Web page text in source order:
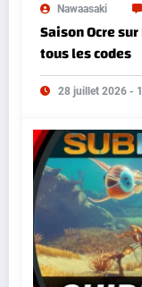
Nawaasaki
Saison Ocre
tous les codes
28 juillet 2026 -